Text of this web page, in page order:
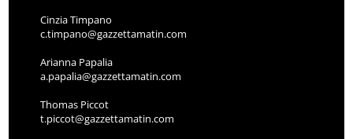
Cinzia Timpano
c.timpano@gazzettamatin.com
Arianna Papalia
a.papalia@gazzettamatin.com
Thomas Piccot
t.piccot@gazzettamatin.com